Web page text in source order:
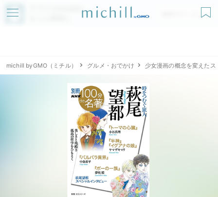
アプリでmichillが
無料ダウンロード
michill byGMO（ミチル） グルメ・おでかけ 少女漫画の概念を変えた